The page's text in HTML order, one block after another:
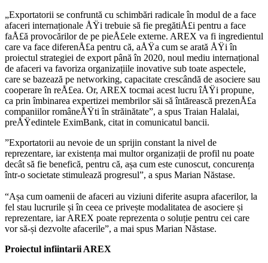
„Exportatorii se confruntă cu schimbări radicale în modul de a face
afaceri internaționale ÅŸi trebuie să fie pregătiÅ£i pentru a face
faÅ£ă provocărilor de pe pieÅ£ele externe. AREX va fi ingredientul
care va face diferenÅ£a pentru că, aÅŸa cum se arată ÅŸi în
proiectul strategiei de export până în 2020, noul mediu internațional
de afaceri va favoriza organizațiile inovative sub toate aspectele,
care se bazează pe networking, capacitate crescândă de asociere sau
cooperare în reÅ£ea. Or, AREX tocmai acest lucru îÅŸi propune,
ca prin îmbinarea expertizei membrilor săi să întărească prezenÅ£a
companiilor româneÅŸti în străinătate”, a spus Traian Halalai,
preÅŸedintele EximBank, citat in comunicatul bancii.
”Exportatorii au nevoie de un sprijin constant la nivel de
reprezentare, iar existența mai multor organizații de profil nu poate
decât să fie benefică, pentru că, așa cum este cunoscut, concurența
într-o societate stimulează progresul”, a spus Marian Năstase.
“Așa cum oamenii de afaceri au viziuni diferite asupra afacerilor, la
fel stau lucrurile și în ceea ce privește modalitatea de asociere și
reprezentare, iar AREX poate reprezenta o soluție pentru cei care
vor să-și dezvolte afacerile”, a mai spus Marian Năstase.
Proiectul infiintarii AREX